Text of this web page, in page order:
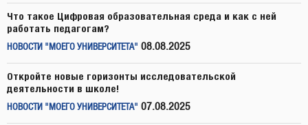
Что такое Цифровая образовательная среда и как с ней
работать педагогам?
НОВОСТИ "МОЕГО УНИВЕРСИТЕТА" 08.08.2025
Откройте новые горизонты исследовательской
деятельности в школе!
НОВОСТИ "МОЕГО УНИВЕРСИТЕТА" 07.08.2025